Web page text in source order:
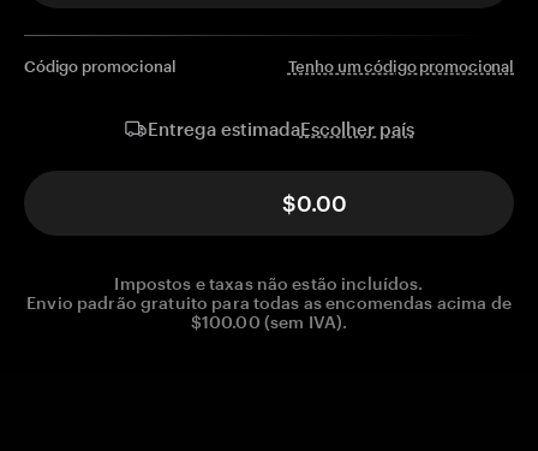
Código promocional Tenho um código promocional
Entrega estimadaEscolher país
$0.00
Impostos e taxas não estão incluídos.
Envio padrão gratuito para todas as encomendas acima de
$100.00 (sem IVA).